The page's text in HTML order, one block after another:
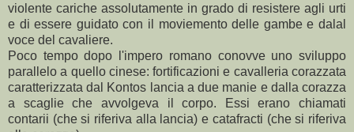
violente cariche assolutamente in grado di resistere agli urti
e di essere guidato con il moviemento delle gambe e dalal
voce del cavaliere.
Poco tempo dopo l'impero romano conovve uno sviluppo
parallelo a quello cinese: fortificazioni e cavalleria corazzata
caratterizzata dal Kontos lancia a due manie e dalla corazza
a scaglie che avvolgeva il corpo. Essi erano chiamati
contarii (che si riferiva alla lancia) e catafracti (che si riferiva